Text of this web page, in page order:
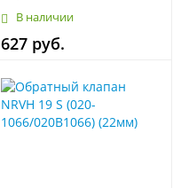
В наличии
627 руб.